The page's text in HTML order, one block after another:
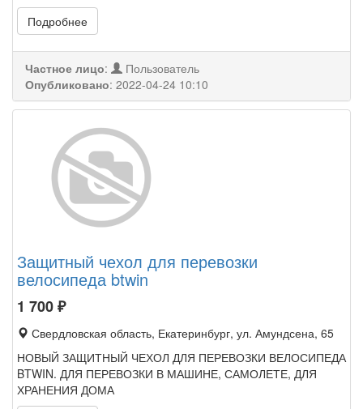
Подробнее
Частное лицо:
Пользователь
Опубликовано: 2022-04-24 10:10
Защитный чехол для перевозки
велосипеда btwin
1 700₽
Свердловская область, Екатеринбург, ул. Амундсена, 65
НОВЫЙ ЗАЩИТНЫЙ ЧЕХОЛ ДЛЯ ПЕРЕВОЗКИ ВЕЛОСИПЕДА
BTWIN. ДЛЯ ПЕРЕВОЗКИ В МАШИНЕ, САМОЛЕТЕ, ДЛЯ
ХРАНЕНИЯ ДОМА